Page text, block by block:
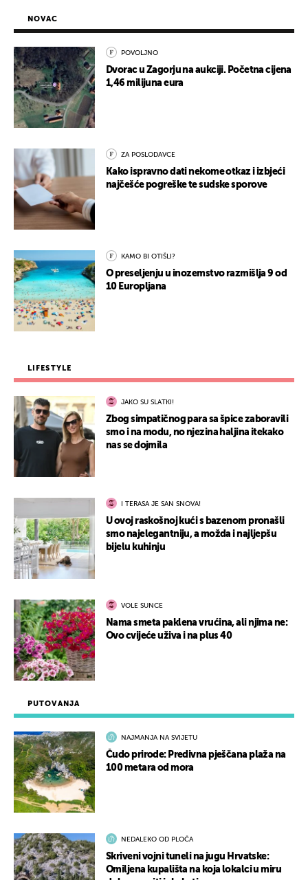
PUTOVANJA
NAJMANJA NA SVIJETU
Čudo prirode: Predivna pješčana plaža na
100 metara od mora
NEDALEKO OD PLOČA
Skriveni vojni tuneli na jugu Hrvatske:
Omiljena kupališta na koja lokalci u miru
NOVAC
POVOLJNO
Dvorac u Zagorju na aukciji. Početna cijena
1,46 milijuna eura
ZA POSLODAVCE
Kako ispravno dati nekome otkaz i izbjeći
najčešće pogreške te sudske sporove
KAMO BI OTIŠLI?
O preseljenju u inozemstvo razmišlja 9 od
10 Europljana
LIFESTYLE
JAKO SU SLATKI!
Zbog simpatičnog para sa špice zaboravili
smo i na modu, no njezina haljina itekako
nas se dojmila
I TERASA JE SAN SNOVA!
U ovoj raskošnoj kući s bazenom pronašli
smo najelegantniju, a možda i najljepšu
bijelu kuhinju
VOLE SUNCE
Nama smeta paklena vrućina, ali njima ne:
Ovo cvijeće uživa i na plus 40